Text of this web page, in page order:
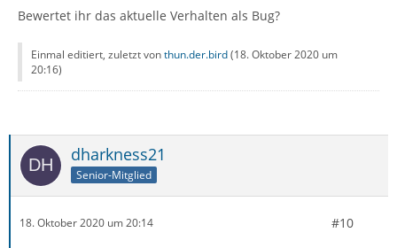
Bewertet ihr das aktuelle Verhalten als Bug?
Einmal editiert, zuletzt vonthun.der.bird(18. Oktober 2020 um
20:16)
dharkness21
Senior-Mitglied
18. Oktober 2020 um 20:14 #10